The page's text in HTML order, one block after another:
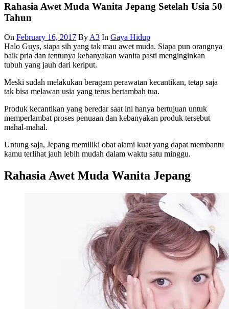
Rahasia Awet Muda Wanita Jepang Setelah Usia 50
Tahun
On February 16, 2017 ByA3 In Gaya Hidup
Halo Guys, siapa sih yang tak mau awet muda. Siapa pun orangnya
baik pria dan tentunya kebanyakan wanita pasti menginginkan
tubuh yang jauh dari keriput.
Meski sudah melakukan beragam perawatan kecantikan, tetap saja
tak bisa melawan usia yang terus bertambah tua.
Produk kecantikan yang beredar saat ini hanya bertujuan untuk
memperlambat proses penuaan dan kebanyakan produk tersebut
mahal-mahal.
Untung saja, Jepang memiliki obat alami kuat yang dapat membantu
kamu terlihat jauh lebih mudah dalam waktu satu minggu.
Rahasia Awet Muda Wanita Jepang